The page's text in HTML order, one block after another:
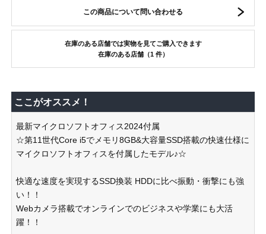
この商品について問い合わせる
在庫のある店舗では実物を見てご購入できます
在庫のある店舗（1 件）
ここがオススメ！
最新マイクロソフトオフィス2024付属
☆第11世代Core i5でメモリ8GB&大容量SSD搭載の快速仕様に
マイクロソフトオフィスを付属したモデル♪☆
快適な速度を実現するSSD換装 HDDに比べ振動・衝撃にも強
い！！
Webカメラ搭載でオンラインでのビジネスや学業にも大活
躍！！